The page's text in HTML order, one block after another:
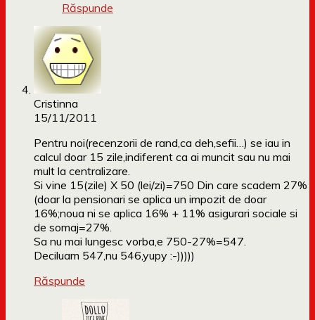
Răspunde
Cristinna
15/11/2011
Pentru noi(recenzorii de rand,ca deh,sefii…) se iau in
calcul doar 15 zile,indiferent ca ai muncit sau nu mai
mult la centralizare.
Si vine 15(zile) X 50 (lei/zi)=750 Din care scadem 27%
(doar la pensionari se aplica un impozit de doar
16%;noua ni se aplica 16% + 11% asigurari sociale si
de somaj=27%.
Sa nu mai lungesc vorba,e 750-27%=547.
Deciluam 547,nu 546,yupy :-)))))
Răspunde